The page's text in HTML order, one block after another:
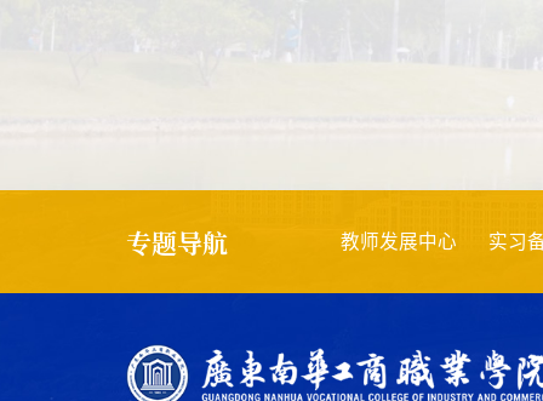
专题导航
创新强校 项目评审 教师发展中心 实习备案